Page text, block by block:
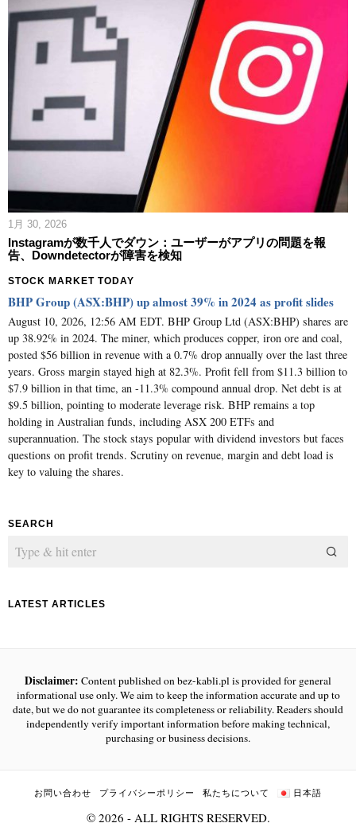
1月 30, 2026
Instagramが数千人でダウン：ユーザーがアプリの問題を報
告、Downdetectorが障害を検知
STOCK MARKET TODAY
BHP Group (ASX:BHP) up almost 39% in 2024 as profit slides
August 10, 2026, 12:56 AM EDT. BHP Group Ltd (ASX:BHP) shares are
up 38.92% in 2024. The miner, which produces copper, iron ore and coal,
posted $56 billion in revenue with a 0.7% drop annually over the last three
years. Gross margin stayed high at 82.3%. Profit fell from $11.3 billion to
$7.9 billion in that time, an -11.3% compound annual drop. Net debt is at
$9.5 billion, pointing to moderate leverage risk. BHP remains a top
holding in Australian funds, including ASX 200 ETFs and
superannuation. The stock stays popular with dividend investors but faces
questions on profit trends. Scrutiny on revenue, margin and debt load is
key to valuing the shares.
SEARCH
LATEST ARTICLES
Disclaimer: Content published on bez-kabli.pl is provided for general
informational use only. We aim to keep the information accurate and up to
date, but we do not guarantee its completeness or reliability. Readers should
independently verify important information before making technical,
purchasing or business decisions.
お問い合わせ プライバシーポリシー 私たちについて 日本語
© 2026 - ALL RIGHTS RESERVED.